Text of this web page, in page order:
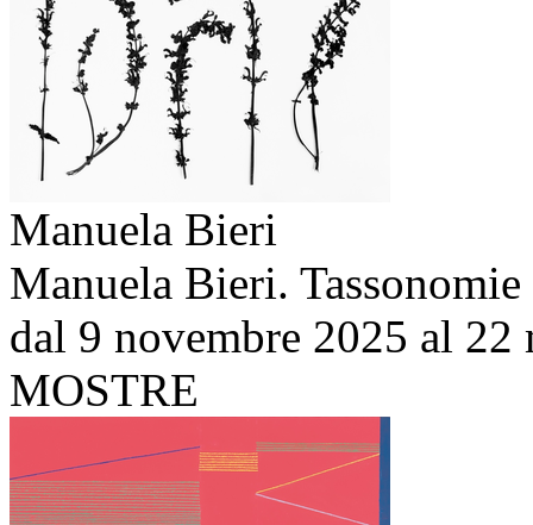
Manuela Bieri
Manuela Bieri. Tassonomie
dal 9 novembre 2025 al 22
MOSTRE